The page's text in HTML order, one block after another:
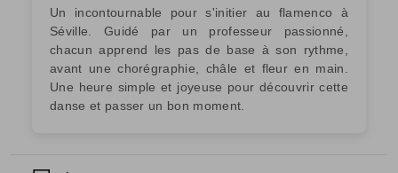
Un incontournable pour s'initier au flamenco à
Séville. Guidé par un professeur passionné,
chacun apprend les pas de base à son rythme,
avant une chorégraphie, châle et fleur en main.
Une heure simple et joyeuse pour découvrir cette
danse et passer un bon moment.